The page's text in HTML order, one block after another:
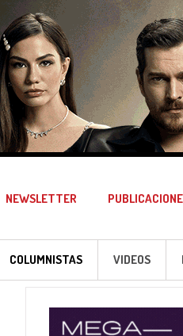
NEWSLETTER
COLUMNISTAS VIDEOS